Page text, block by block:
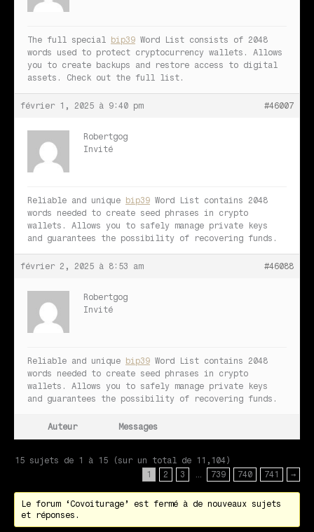
The full special bip39 Word List consists of 2048
words used to protect cryptocurrency wallets. Allows
you to create backups and restore access to digital
assets. Check out the full list.
février 1, 2025 à 9:40 pm #46007
Robertgog
Invité
Reliable and unique bip39 Word List contains 2048
words needed to create seed phrases in crypto
wallets. Allows you to safely manage private keys
and guarantees the possibility of recovering funds.
février 2, 2025 à 8:53 am #46088
Robertgog
Invité
Reliable and unique bip39 Word List contains 2048
words needed to create seed phrases in crypto
wallets. Allows you to safely manage private keys
and guarantees the possibility of recovering funds.
Auteur Messages
15 sujets de 1 à 15 (sur un total de 11,104)
1
2 3 … 739 740 741 →
Le forum ‘Covoiturage’ est fermé à de nouveaux sujets
et réponses.